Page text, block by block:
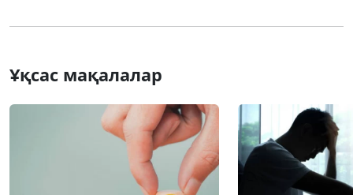
Ұқсас мақалалар